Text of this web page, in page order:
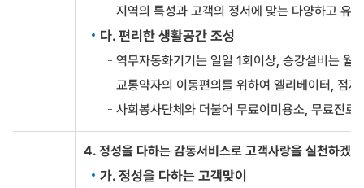
지역의 특성과 고객의 정서에 맞는 다양하고 유
다. 편리한 생활공간 조성
역무자동화기기는 일일 1회이상, 승강설비는
교통약자의 이동편의를 위하여 엘리베이터, 점
사회봉사단체와 더불어 무료이미용소, 무료진
4. 정성을 다하는 감동서비스로 고객사랑을 실천하겠
가. 정성을 다하는 고객맞이